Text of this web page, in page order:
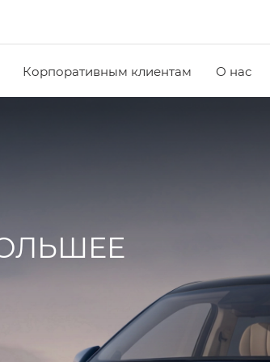
Корпоративным клиентам О нас